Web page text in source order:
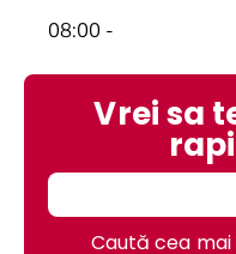
08:00 -
Vrei sa
Caută cea